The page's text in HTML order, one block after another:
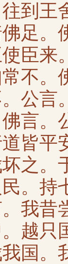
到王
足。
臣来
不。
公言
言。
皆平
之。
。持
我昔
越只
国。